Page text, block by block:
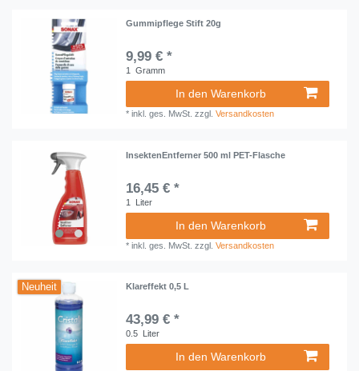
Gummipflege Stift 20g
9,99 € *
1 Gramm
In den Warenkorb
*inkl. ges. MwSt. zzgl.Versandkosten
InsektenEntferner 500 ml PET-Flasche
16,45 € *
1 Liter
In den Warenkorb
*inkl. ges. MwSt. zzgl.Versandkosten
Neuheit Klareffekt 0,5 L
43,99 € *
0.5 Liter
In den Warenkorb